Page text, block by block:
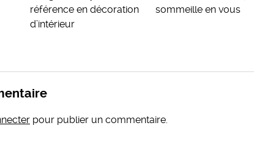
référence en décoration
d’intérieur
sommeille en vous
pour publier un commentaire.